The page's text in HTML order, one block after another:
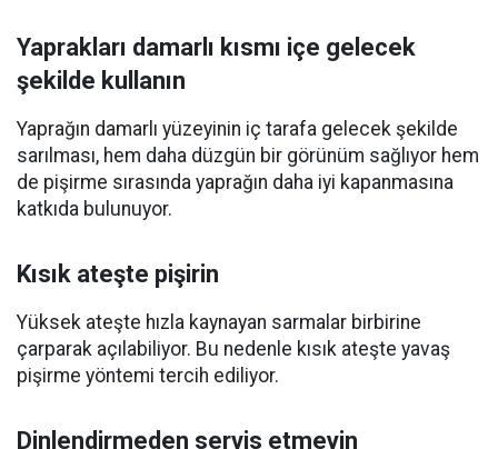
Yaprakları damarlı kısmı içe gelecek
şekilde kullanın
Yaprağın damarlı yüzeyinin iç tarafa gelecek şekilde
sarılması, hem daha düzgün bir görünüm sağlıyor hem
de pişirme sırasında yaprağın daha iyi kapanmasına
katkıda bulunuyor.
Kısık ateşte pişirin
Yüksek ateşte hızla kaynayan sarmalar birbirine
çarparak açılabiliyor. Bu nedenle kısık ateşte yavaş
pişirme yöntemi tercih ediliyor.
Dinlendirmeden servis etmeyin